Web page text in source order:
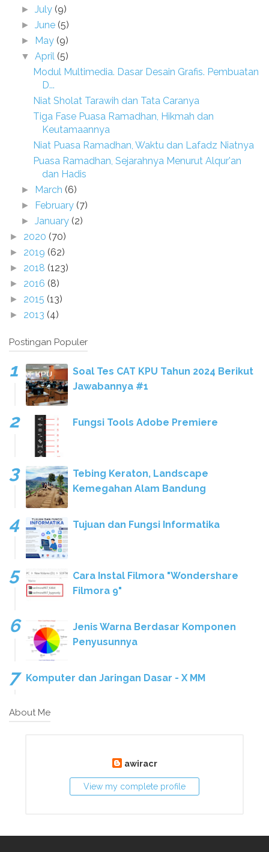
►July (9)
►June (5)
► May (9)
▼April (5)
Modul Multimedia. Dasar Desain Grafis. Pembuatan
D...
Niat Sholat Tarawih dan Tata Caranya
Tiga Fase Puasa Ramadhan, Hikmah dan
Keutamaannya
Niat Puasa Ramadhan, Waktu dan Lafadz Niatnya
Puasa Ramadhan, Sejarahnya Menurut Alqur'an
dan Hadis
► March (6)
► February (7)
►January (2)
► 2020 (70)
► 2019 (62)
► 2018 (123)
► 2016 (8)
► 2015 (13)
► 2013 (4)
Postingan Populer
Soal Tes CAT KPU Tahun 2024 Berikut
Jawabannya #1
Fungsi Tools Adobe Premiere
Tebing Keraton, Landscape
Kemegahan Alam Bandung
Tujuan dan Fungsi Informatika
Cara Instal Filmora "Wondershare
Filmora 9"
Jenis Warna Berdasar Komponen
Penyusunnya
Komputer dan Jaringan Dasar - X MM
About Me
awiracr
View my complete profile